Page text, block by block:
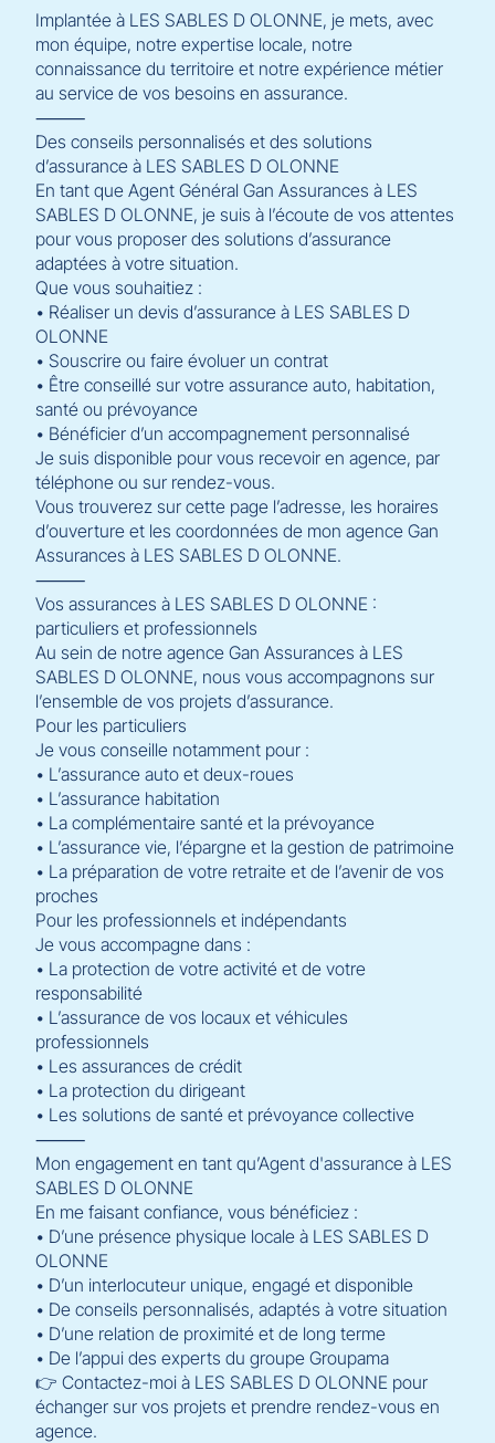
Implantée à LES SABLES D OLONNE, je mets, avec
mon équipe, notre expertise locale, notre
connaissance du territoire et notre expérience métier
au service de vos besoins en assurance.
⸻
Des conseils personnalisés et des solutions
d’assurance à LES SABLES D OLONNE
En tant que Agent Général Gan Assurances à LES
SABLES D OLONNE, je suis à l’écoute de vos attentes
pour vous proposer des solutions d’assurance
adaptées à votre situation.
Que vous souhaitiez :
• Réaliser un devis d’assurance à LES SABLES D
OLONNE
• Souscrire ou faire évoluer un contrat
• Être conseillé sur votre assurance auto, habitation,
santé ou prévoyance
• Bénéficier d’un accompagnement personnalisé
Je suis disponible pour vous recevoir en agence, par
téléphone ou sur rendez-vous.
Vous trouverez sur cette page l’adresse, les horaires
d’ouverture et les coordonnées de mon agence Gan
Assurances à LES SABLES D OLONNE.
⸻
Vos assurances à LES SABLES D OLONNE :
particuliers et professionnels
Au sein de notre agence Gan Assurances à LES
SABLES D OLONNE, nous vous accompagnons sur
l’ensemble de vos projets d’assurance.
Pour les particuliers
Je vous conseille notamment pour :
• L’assurance auto et deux-roues
• L’assurance habitation
• La complémentaire santé et la prévoyance
• L’assurance vie, l’épargne et la gestion de patrimoine
• La préparation de votre retraite et de l’avenir de vos
proches
Pour les professionnels et indépendants
Je vous accompagne dans :
• La protection de votre activité et de votre
responsabilité
• L’assurance de vos locaux et véhicules
professionnels
• Les assurances de crédit
• La protection du dirigeant
• Les solutions de santé et prévoyance collective
⸻
Mon engagement en tant qu’Agent d'assurance à LES
SABLES D OLONNE
En me faisant confiance, vous bénéficiez :
• D’une présence physique locale à LES SABLES D
OLONNE
• D’un interlocuteur unique, engagé et disponible
• De conseils personnalisés, adaptés à votre situation
• D’une relation de proximité et de long terme
• De l’appui des experts du groupe Groupama
👉 Contactez-moi à LES SABLES D OLONNE pour
échanger sur vos projets et prendre rendez-vous en
agence.